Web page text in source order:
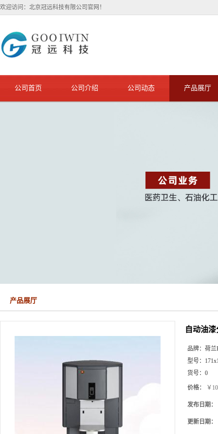
欢迎访问：北京冠远科技有限公司官网！
公司首页 公司介绍 公司动态 产品展厅
产品展厅
自动油
品牌： 荷兰
型号：
货号： 0
价格： ￥
发布日期：
更新日期：